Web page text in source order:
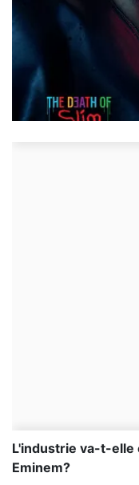
L'industrie va-t-
Eminem?